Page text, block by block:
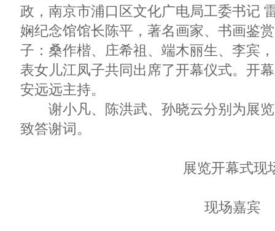
政，南京市浦口区文化广电局工委书记
娴纪念馆馆长陈平，著名画家、书画鉴
子：桑作楷、庄希祖、端木丽生、李宾
表女儿江凤子共同出席了开幕仪式。开
安远远主持。
谢小凡、陈洪武、孙晓云分别为展览
致答谢词。
展览开幕式现
现场嘉宾